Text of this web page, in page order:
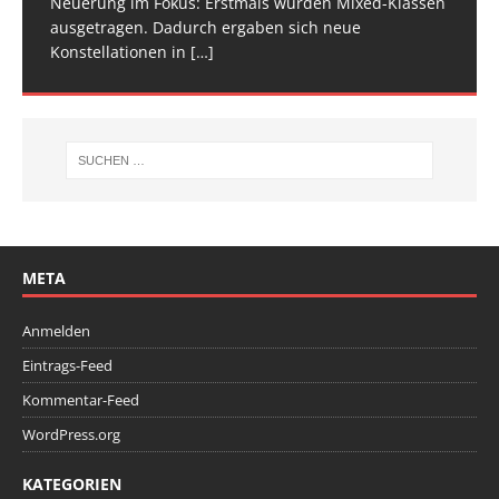
ausgetragen. Dadurch ergaben sich neue
Konstellationen in […]
Wettkampfwochenende: Am Samstag standen die
Deutschen[…]
META
Anmelden
Eintrags-Feed
Kommentar-Feed
WordPress.org
KATEGORIEN